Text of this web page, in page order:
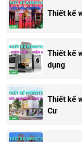
Thiết kế
Thiết kế
dụng
Thiết kế
Cư